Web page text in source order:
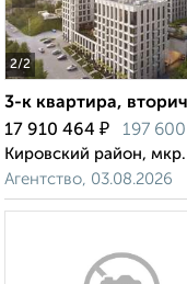
2/2
3-к квартира,
17 910 464 ₽ 197 600
Кировский район,
Агентство, 03.08.2026